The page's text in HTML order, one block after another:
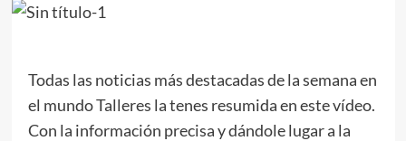
Todas las noticias más destacadas de la semana en
el mundo Talleres la tenes resumida en este vídeo.
Con la información precisa y dándole lugar a la